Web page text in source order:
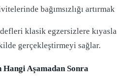
bağımsızlığı artırmak
klasik egzersizlere kıyasla
gerçekleştirmeyi sağlar.
Aşamadan Sonra